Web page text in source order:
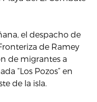
el despacho de
de Ramey
de migrantes a
“Los Pozos” en
de la isla.